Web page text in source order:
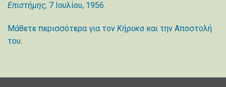
Επιστήμης, 7 Ιουλίου, 1956.
Μάθετε περισσότερα για τον Κήρυκα και την Αποστολή
του.